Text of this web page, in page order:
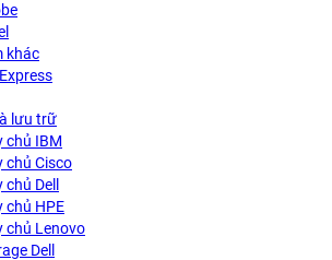
khác
lưu trữ
chủ IBM
chủ Cisco
chủ Dell
chủ HPE
chủ Lenovo
Dell